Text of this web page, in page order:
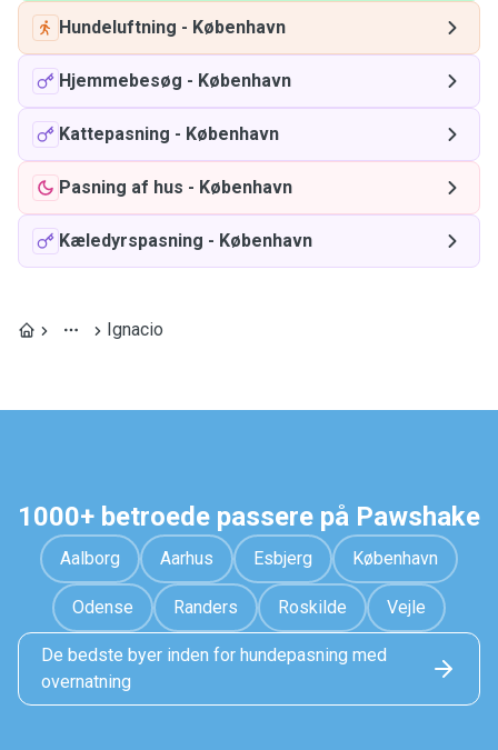
Hundeluftning - København
Hjemmebesøg - København
Kattepasning - København
Pasning af hus - København
Kæledyrspasning - København
Ignacio
1000+ betroede passere på Pawshake
Aalborg Aarhus Esbjerg København
Odense Randers Roskilde Vejle
De bedste byer inden for hundepasning med
overnatning